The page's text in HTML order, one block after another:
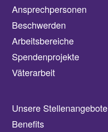
Ansprechpersonen
Beschwerden
Arbeitsbereiche
Spendenprojekte
Väterarbeit
Unsere Stellenangebote
Benefits